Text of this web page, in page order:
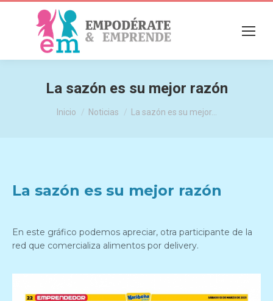
La sazón es su mejor razón
Inicio Noticias La sazón es su mejor…
La sazón es su mejor razón
En este gráfico podemos apreciar, otra participante de la
red que comercializa alimentos por delivery.